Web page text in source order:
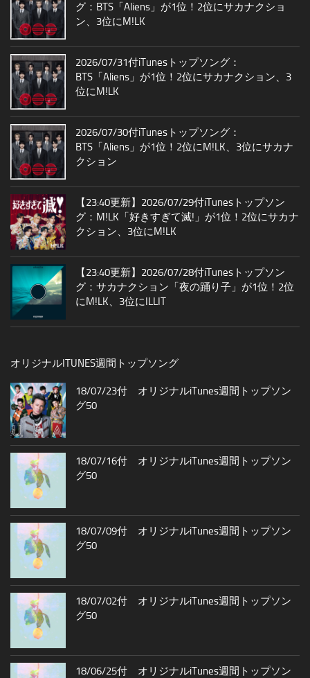
グ：BTS「Aliens」が1位！2位にサカナクショ
ン、3位にM!LK
2026/07/31付iTunesトップソング：
BTS「Aliens」が1位！2位にサカナクション、3
位にM!LK
2026/07/30付iTunesトップソング：
BTS「Aliens」が1位！2位にM!LK、3位にサカナ
クション
【23:40更新】2026/07/29付iTunesトップソン
グ：M!LK「好きすぎて滅!」が1位！2位にサカナ
クション、3位にM!LK
【23:40更新】2026/07/28付iTunesトップソン
グ：サカナクション「夜の踊り子」が1位！2位
にM!LK、3位にILLIT
オリジナルITUNES週間トップソング
18/07/23付 オリジナルiTunes週間トップソン
グ50
18/07/16付 オリジナルiTunes週間トップソン
グ50
18/07/09付 オリジナルiTunes週間トップソン
グ50
18/07/02付 オリジナルiTunes週間トップソン
グ50
18/06/25付 オリジナルiTunes週間トップソン